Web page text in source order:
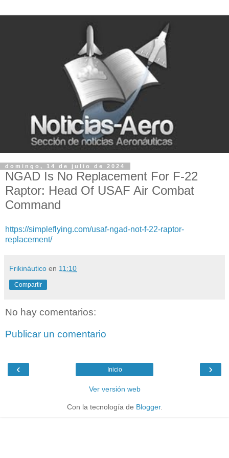
domingo, 14 de julio de 2024
NGAD Is No Replacement For F-22
Raptor: Head Of USAF Air Combat
Command
https://simpleflying.com/usaf-ngad-not-f-22-raptor-
replacement/
Frikináutico en 11:10
Compartir
No hay comentarios:
Publicar un comentario
‹ ›
Inicio
Ver versión web
Con la tecnología de Blogger.